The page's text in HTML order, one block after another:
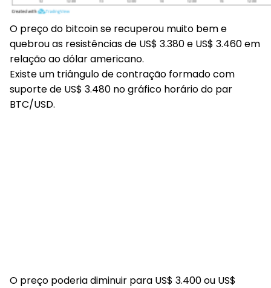
O preço do bitcoin se recuperou muito bem e
quebrou as resistências de US$ 3.380 e US$ 3.460 em
relação ao dólar americano.
Existe um triângulo de contração formado com
suporte de US$ 3.480 no gráfico horário do par
BTC/USD.
O preço poderia diminuir para US$ 3.400 ou US$